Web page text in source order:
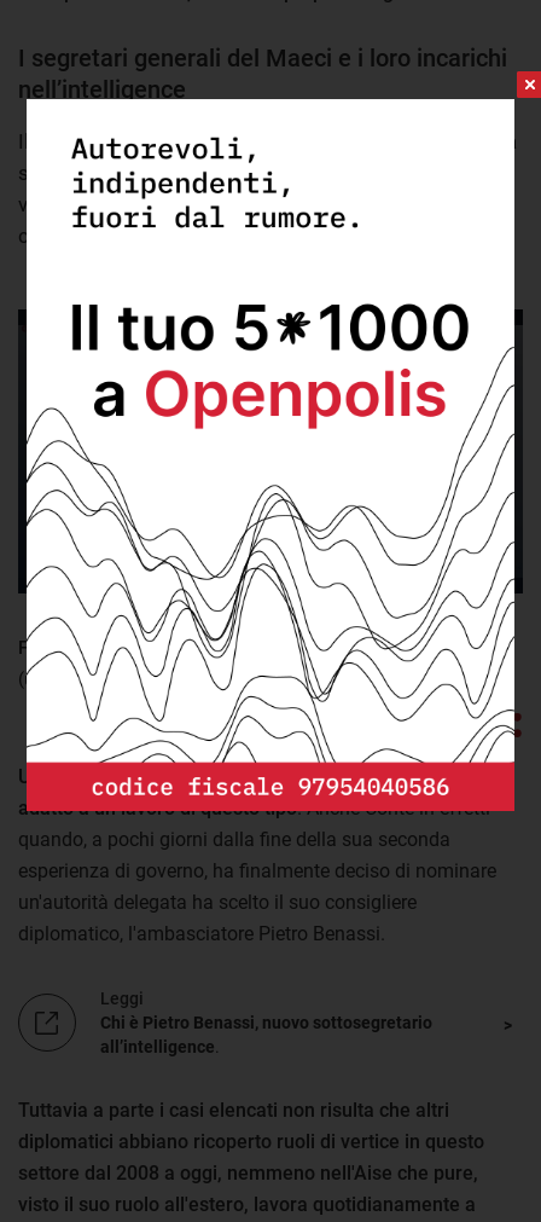
I segretari generali del Maeci e i loro incarichi
nell’intelligence
Il segretario generale del ministero degli esteri sembra
star diventando un ruolo di punta tra cui scegliere i
vertici dell'intelligence, in particolare per i governi
cosiddetti "tecnici".
Questo contenuto è ospitato da una terza parte. Mostrando il
contenuto esterno accetti itermini e condizionidi
Accetta e salva preferenza
FONTE: Openpolis
(ultimo aggiornamento: giovedì 13 Maggio 2021)
Un diplomatico di alto rango è certamente un profilo
adatto a un lavoro di questo tipo. Anche Conte in effetti
quando, a pochi giorni dalla fine della sua seconda
esperienza di governo, ha finalmente deciso di nominare
un'autorità delegata ha scelto il suo consigliere
diplomatico, l'ambasciatore Pietro Benassi.
Leggi
Chi è Pietro Benassi, nuovo sottosegretario
all’intelligence
Tuttavia a parte i casi elencati non risulta che altri
diplomatici abbiano ricoperto ruoli di vertice in questo
settore dal 2008 a oggi, nemmeno nell'Aise che pure,
visto il suo ruolo all'estero, lavora quotidianamente a